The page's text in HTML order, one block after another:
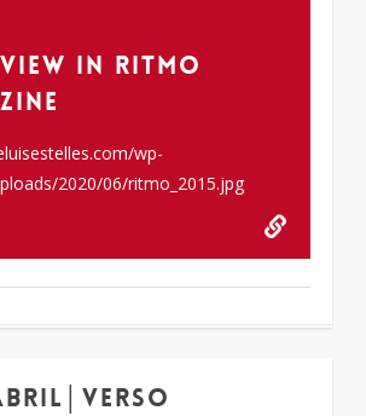
in Ritmo
wp-
2020/06/ritmo_2015.jpg